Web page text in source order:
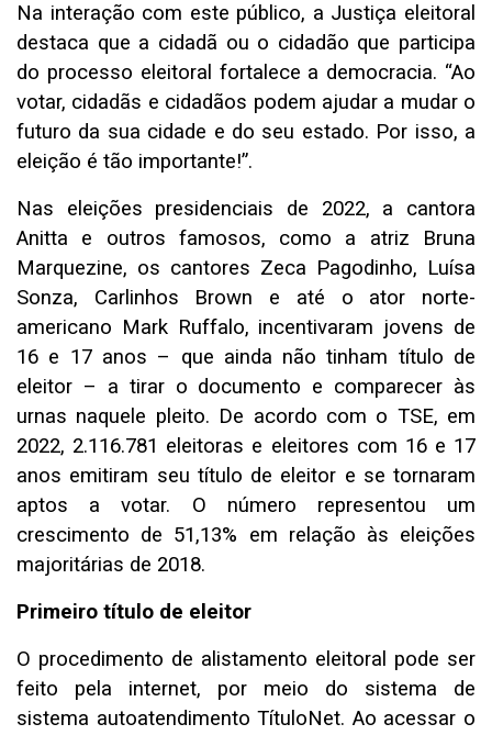
Na interação com este público, a Justiça eleitoral
destaca que a cidadã ou o cidadão que participa
do processo eleitoral fortalece a democracia. “Ao
votar, cidadãs e cidadãos podem ajudar a mudar o
futuro da sua cidade e do seu estado. Por isso, a
eleição é tão importante!”.
Nas eleições presidenciais de 2022, a cantora
Anitta e outros famosos, como a atriz Bruna
Marquezine, os cantores Zeca Pagodinho, Luísa
Sonza, Carlinhos Brown e até o ator norte-
americano Mark Ruffalo, incentivaram jovens de
16 e 17 anos – que ainda não tinham título de
eleitor – a tirar o documento e comparecer às
urnas naquele pleito. De acordo com o TSE, em
2022, 2.116.781 eleitoras e eleitores com 16 e 17
anos emitiram seu título de eleitor e se tornaram
aptos a votar. O número representou um
crescimento de 51,13% em relação às eleições
majoritárias de 2018.
Primeiro título de eleitor
O procedimento de alistamento eleitoral pode ser
feito pela internet, por meio do sistema de
sistema autoatendimentoTítuloNet. Ao acessar o